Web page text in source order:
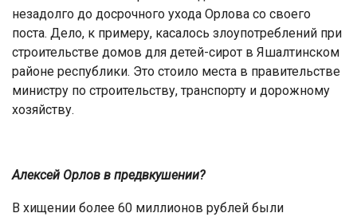
незадолго до досрочного ухода Орлова со своего
поста. Дело, к примеру, касалось злоупотреблений при
строительстве домов для детей-сирот в Яшалтинском
районе республики. Это стоило места в правительстве
министру по строительству, транспорту и дорожному
хозяйству.
Алексей Орлов в предвкушении?
В хищении более 60 миллионов рублей были